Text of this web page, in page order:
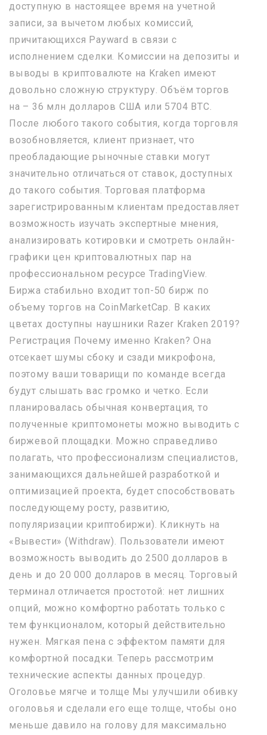
доступную в настоящее время на учетной
записи, за вычетом любых комиссий,
причитающихся Payward в связи с
исполнением сделки. Комиссии на депозиты и
выводы в криптовалюте на Kraken имеют
довольно сложную структуру. Объём торгов
на – 36 млн долларов США или 5704 BTC.
После любого такого события, когда торговля
возобновляется, клиент признает, что
преобладающие рыночные ставки могут
значительно отличаться от ставок, доступных
до такого события. Торговая платформа
зарегистрированным клиентам предоставляет
возможность изучать экспертные мнения,
анализировать котировки и смотреть онлайн-
графики цен криптовалютных пар на
профессиональном ресурсе TradingView.
Биржа стабильно входит топ-50 бирж по
объему торгов на CoinMarketCap. В каких
цветах доступны наушники Razer Kraken 2019?
Регистрация Почему именно Kraken? Она
отсекает шумы сбоку и сзади микрофона,
поэтому ваши товарищи по команде всегда
будут слышать вас громко и четко. Если
планировалась обычная конвертация, то
полученные криптомонеты можно выводить с
биржевой площадки. Можно справедливо
полагать, что профессионализм специалистов,
занимающихся дальнейшей разработкой и
оптимизацией проекта, будет способствовать
последующему росту, развитию,
популяризации криптобиржи). Кликнуть на
«Вывести» (Withdraw). Пользователи имеют
возможность выводить до 2500 долларов в
день и до 20 000 долларов в месяц. Торговый
терминал отличается простотой: нет лишних
опций, можно комфортно работать только с
тем функционалом, который действительно
нужен. Мягкая пена с эффектом памяти для
комфортной посадки. Теперь рассмотрим
технические аспекты данных процедур.
Оголовье мягче и толще Мы улучшили обивку
оголовья и сделали его еще толще, чтобы оно
меньше давило на голову для максимально